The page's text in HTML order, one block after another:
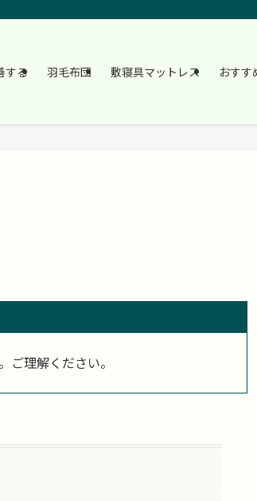
する 羽毛布団 敷寝具マットレス おすす
理解ください。